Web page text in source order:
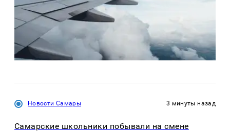
Новости Самары 3 минуты назад
Самарские школьники побывали на смене